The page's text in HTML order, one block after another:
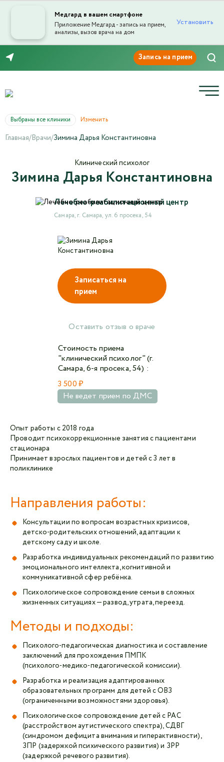
Медгард в вашем смартфоне
Приложение Медгард - запись на прием,
анализы, вызов врача на дом
Установить
Выбраны все клиники Изменить
Главная/Врачи/Зимина Дарья Константиновна
Записаться на
прием
Оставить отзыв о враче
Стоимость приема
"клинический психолог" (г.
Самара, 6-я просека, 54) :
3 500 ₽
Не ведет прием по ДМС
Зимина Дарья Константиновна
Лечебно-реабилитационный центр
Самара, г. Самара, ул. 6 просека, 54
Клинический психолог
Опыт работы с 2018 года
Проводит психокоррекционные занятия с пациентами
стационара
Принимает взрослых пациентов и детей с 3 лет в
поликлинике
Направления работы:
Консультации по вопросам возрастных кризисов,
детско‑родительских отношений, адаптации к
детскому саду и школе.
Разработка индивидуальных рекомендаций по развитию
эмоционального интеллекта, когнитивной и
коммуникативной сфер ребёнка.
Психологическое сопровождение семьи в сложных
жизненных ситуациях — развод, утрата, переезд.
Методы и подходы:
Психолого‑педагогическая диагностика и составление
заключений для прохождения ПМПК
(психолого‑медико‑педагогической комиссии).
Разработка и реализация адаптированных
образовательных программ для детей с ОВЗ
(ограниченными возможностями здоровья).
Психологическое сопровождение детей с РАС
(расстройством аутистического спектра), СДВГ
(синдромом дефицита внимания и гиперактивности),
ЗПР (задержкой психического развития) и ЗРР
(задержкой речевого развития).
Отправка отзыва
Ваша оценка
Авторизоваться в Одноклассниках
Авторизоваться в Facebook
Я не
Отправляя данную форму,я даю согласие на
обработку персональных данных СМК «Медгард»